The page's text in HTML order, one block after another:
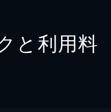
と利用料